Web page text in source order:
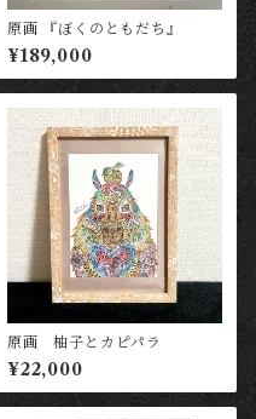
原画 『ぼくのともだち』
¥189,000
原画 柚子とカピパラ
¥22,000